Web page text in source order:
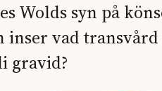
Wolds syn på
vad
gravid?